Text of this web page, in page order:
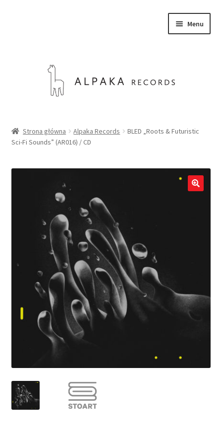
Menu
O NAS
KONTAKT
Rozwiń
Strona główna Alpaka Records
BLED „Roots & Futuristic
Sci-Fi Sounds” (AR016) / CD